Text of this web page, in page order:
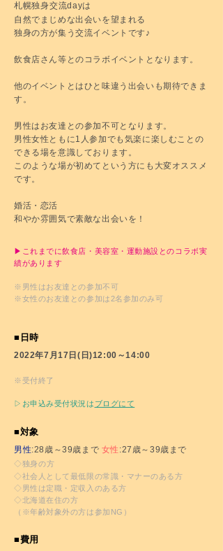
札幌独身交流dayは
自然でまじめな出会いを望まれる
独身の方が集う交流イベントです♪
飲食店さん等とのコラボイベントとなります。
他のイベントとはひと味違う出会いも期待できま
す。
男性はお友達との参加不可となります。
男性女性ともに1人参加でも気楽に楽しむことの
できる場を意識しております。
このような場が初めてという方にも大変オススメ
です。
婚活・恋活
和やか雰囲気で素敵な出会いを！
▶これまでに飲食店・美容室・運動施設とのコラボ実
績があります
※男性はお友達との参加不可
※女性のお友達との参加は2名参加のみ可
■ 日時
2022年7月17日(日)12:00～14:00
※受付終了
▷お申込み受付状況は ブログにて
■対象
男性:28歳～39歳まで 女性 :27歳～39歳まで
◇独身の方
◇社会人として最低限の常識・マナーのある方
◇男性は定職・定収入のある方
◇北海道在住の方
（※年齢対象外の方は参加NG）
■費用